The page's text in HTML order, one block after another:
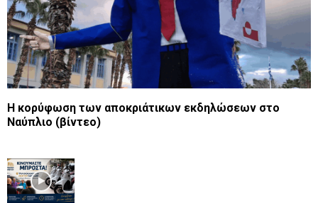
Η κορύφωση των αποκριάτικων εκδηλώσεων στο
Ναύπλιο (βίντεο)